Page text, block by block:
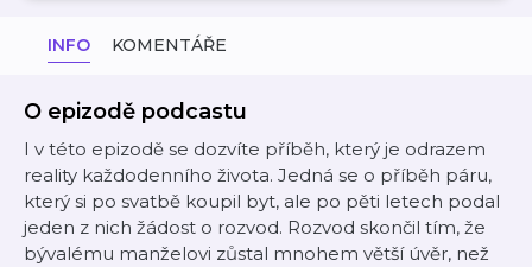
INFO KOMENTÁŘE
O epizodě podcastu
I v této epizodě se dozvíte příběh, který je odrazem
reality každodenního života. Jedná se o příběh páru,
který si po svatbě koupil byt, ale po pěti letech podal
jeden z nich žádost o rozvod. Rozvod skončil tím, že
bývalému manželovi zůstal mnohem větší úvěr, než